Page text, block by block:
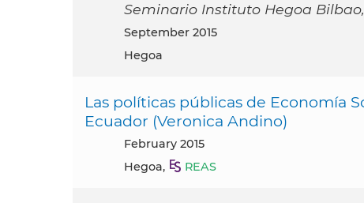
Seminario Instituto Hegoa
September 2015
Hegoa
Las políticas públicas de Economía
Ecuador (Veronica Andino)
February 2015
Hegoa,
REAS